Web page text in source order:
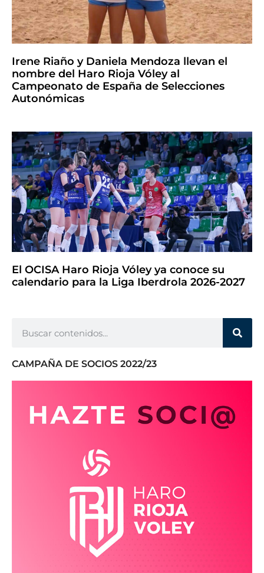
Irene Riaño y Daniela Mendoza llevan el
nombre del Haro Rioja Vóley al
Campeonato de España de Selecciones
Autonómicas
El OCISA Haro Rioja Vóley ya conoce su
calendario para la Liga Iberdrola 2026-2027
CAMPAÑA DE SOCIOS 2022/23